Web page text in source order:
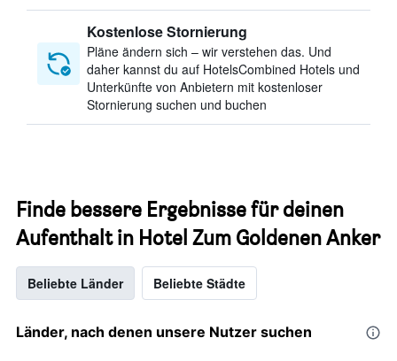
Kostenlose Stornierung
Pläne ändern sich – wir verstehen das. Und
daher kannst du auf HotelsCombined Hotels und
Unterkünfte von Anbietern mit kostenloser
Stornierung suchen und buchen
Finde bessere Ergebnisse für deinen
Aufenthalt in Hotel Zum Goldenen Anker
Beliebte Länder Beliebte Städte
Länder, nach denen unsere Nutzer suchen